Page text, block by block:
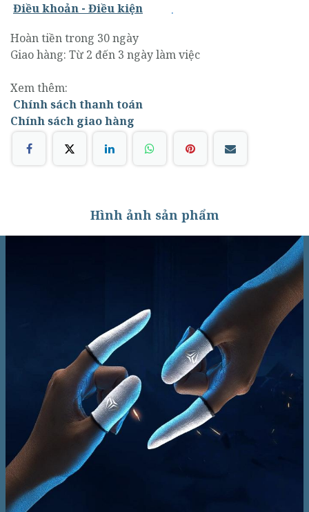
Điều khoản - Điều kiện .
Hoàn tiền trong 30 ngày
Giao hàng: Từ 2 đến 3 ngày làm việc
Xem thêm:
Chính sách thanh toán
Chính sách giao hàng
Hình ảnh sản phẩm